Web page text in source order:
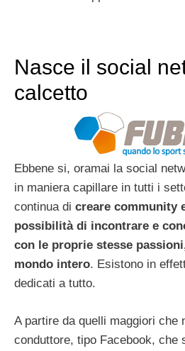
Nasce il social
calcetto
Ebbene si, oramai la social
in maniera capillare in tutti i
continua di creare community
possibilità di incontrare e
con le proprie stesse
mondo intero. Esistono in
dedicati a tutto.
A partire da quelli maggiori che
conduttore, tipo Facebook, che